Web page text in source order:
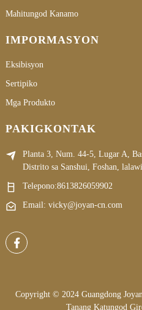
Mahitungod Kanamo
IMPORMASYON
Eksibisyon
Sertipiko
Mga Produkto
PAKIGKONTAK
Planta 3, Num. 44-5, Lugar A,
Distrito sa Sanshui, Foshan,
Telepono:8613826059902
Email: vicky@joyan-cn.com
Copyright © 2024 Guangdong
Tanang Katungod